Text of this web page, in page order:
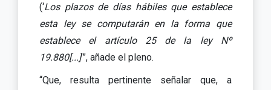
(‘Los plazos de días hábiles que establece
esta ley se computarán en la forma que
establece el artículo 25 de la ley Nº
19.880[...]’”, añade el pleno.
“Que, resulta pertinente señalar que, a